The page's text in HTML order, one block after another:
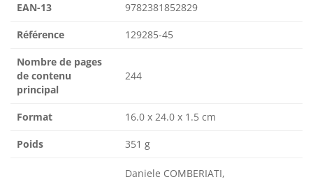
EAN-13 9782381852829
Référence 129285-45
Nombre de pages
de contenu
principal
244
Format 16.0 x 24.0 x 1.5 cm
Poids 351 g
Daniele COMBERIATI,